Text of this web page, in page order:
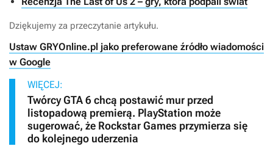
Dziękujemy za przeczytanie artykułu.
Ustaw GRYOnline.pl jako preferowane źródło wiadomości
w Google
WIĘCEJ:
Twórcy GTA 6 chcą postawić mur przed
listopadową premierą. PlayStation może
sugerować, że Rockstar Games przymierza się
do kolejnego uderzenia